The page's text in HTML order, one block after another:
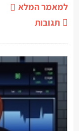
למאמר המלא
תגובות